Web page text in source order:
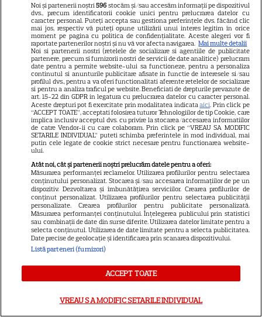
ABONEAZA-TE LA REVISTĂ
Libertatea
Libertatea pentru femei
GSP
Știri mondene
Avantaje
Unica
Retete practice
URMĂREȘTE-NE PE
Noi și partenerii noștri596 stocăm și/sau accesăm informații pe dispozitivul
dvs., precum identificatorii cookie unici pentru prelucrarea datelor cu
caracter personal. Puteți accepta sau gestiona preferințele dvs. făcând clic
mai jos, respectiv vă puteți opune utilizării unui interes legitim în orice
moment pe pagina cu politica de confidențialitate. Aceste alegeri vor fi
raportate partenerilor noștri și nu vă vor afecta navigarea. Mai multe detalii
Noi si partenerii nostri (retelele de socializare si agentiile de publicitate
partenere, precum si furnizorii nostri de servicii de date analitice) prelucram
date pentru a permite website-ului sa functioneze, pentru a personaliza
continutul si anunturile publicitare afisate in functie de interesele si/sau
profilul dvs., pentru a va oferi functionalitati aferente retelelor de socializare
si pentru a analiza traficul pe website. Beneficiati de drepturile prevazute de
art. 15-22 din GDPR in legatura cu prelucrarea datelor cu caracter personal.
Aceste drepturi pot fi exercitate prin modalitatea indicataaici. Prin click pe
“ACCEPT TOATE”, acceptati folosirea tuturor Tehnologiilor de tip Cookie, care
implica inclusiv acceptul dvs. cu privire la stocarea/accesarea informatiilor
de catre Vendor-ii cu care colaboram. Prin click pe “VREAU SA MODIFIC
SETARILE INDIVIDUAL” puteti schimba preferintele in mod individual, mai
putin cele legate de cookie strict necesare pentru functionarea website-
ului.
Atât noi, cât și partenerii noștri prelucrăm datele pentru a oferi:
Măsurarea performanței reclamelor. Utilizarea profilurilor pentru selectarea
conținutului personalizat. Stocarea și/sau accesarea informațiilor de pe un
dispozitiv. Dezvoltarea și îmbunătățirea serviciilor. Crearea profilurilor de
conținut personalizat. Utilizarea profilurilor pentru selectarea publicității
personalizate. Crearea profilurilor pentru publicitate personalizată.
Măsurarea performanței conținutului. Înțelegerea publicului prin statistici
sau combinații de date din surse diferite. Utilizarea datelor limitate pentru a
selecta conținutul. Utilizarea de date limitate pentru a selecta publicitatea.
Date precise de geolocație și identificarea prin scanarea dispozitivului.
Listă parteneri (furnizori)
ACCEPT TOATE
VREAU SA MODIFIC SETARILE INDIVIDUAL